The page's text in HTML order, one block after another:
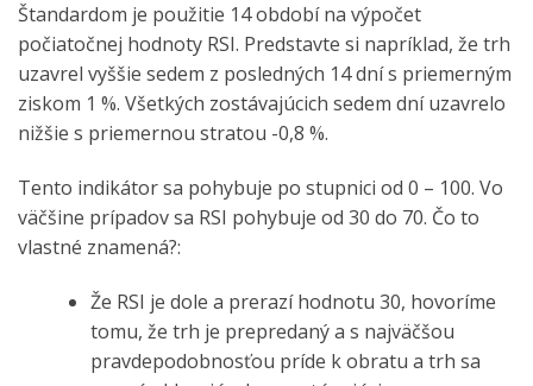
Štandardom je použitie 14 období na výpočet
počiatočnej hodnoty RSI. Predstavte si napríklad, že trh
uzavrel vyššie sedem z posledných 14 dní s priemerným
ziskom 1 %. Všetkých zostávajúcich sedem dní uzavrelo
nižšie s priemernou stratou -0,8 %.
Tento indikátor sa pohybuje po stupnici od 0 – 100. Vo
väčšine prípadov sa RSI pohybuje od 30 do 70. Čo to
vlastné znamená?:
Že RSI je dole a prerazí hodnotu 30, hovoríme
tomu, že trh je prepredaný a s najväčšou
pravdepodobnosťou príde k obratu a trh sa